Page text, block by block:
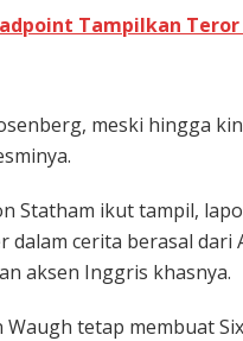
Tampilkan
meski hingga
Statham ikut tampil,
cerita berasal dari
aksen Inggris khasnya.
tetap membuat